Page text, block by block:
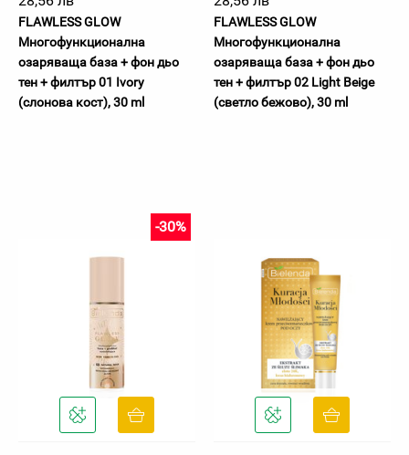
FLAWLESS GLOW
Многофункционална
озаряваща база + фон дьо
тен + филтър 01 Ivory
(слонова кост), 30 ml
FLAWLESS GLOW
Многофункционална
озаряваща база + фон дьо
тен + филтър 02 Light Beige
(светло бежово), 30 ml
-30%